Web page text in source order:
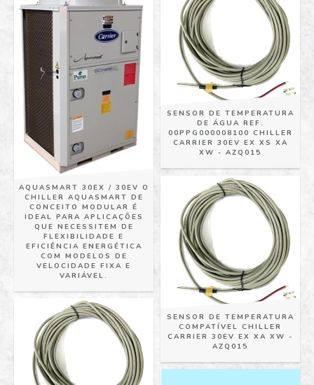
SENSOR DE TEMPERATURA
DE ÁGUA REF.
00PPG000008100 CHILLER
CARRIER 30EV EX XS XA
XW - AZQ015
AQUASMART 30EX / 30EV O
CHILLER AQUASMART DE
CONCEITO MODULAR É
IDEAL PARA APLICAÇÕES
QUE NECESSITEM DE
FLEXIBILIDADE E
EFICIÊNCIA ENERGÉTICA
COM MODELOS DE
VELOCIDADE FIXA E
VARIÁVEL.
SENSOR DE TEMPERATURA
COMPATÍVEL CHILLER
CARRIER 30EV EX XA XW -
AZQ015